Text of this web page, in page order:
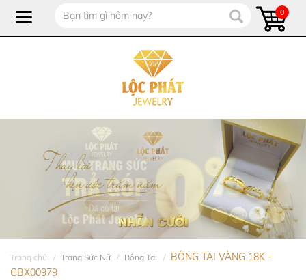
0
Trang chủ Trang Sức Nữ Bông Tai
BÔNG TAI VÀNG 18K -
GBX00979